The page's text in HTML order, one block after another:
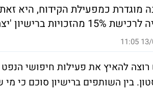
מוגדרת כמפעילת הקידוח, היא
ברישיון 'יצחק'
13/
להאיץ את פעילות חיפושי
בין השותפים ברישיון סוכם כי